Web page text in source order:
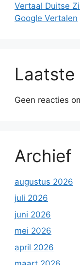
Vertaal Duitse
Google Vertalen
Laatste
Geen reacties
Archief
augustus 2026
juli 2026
juni 2026
mei 2026
april 2026